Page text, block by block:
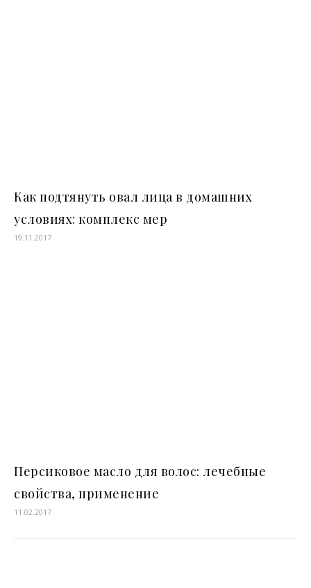
Как подтянуть овал лица в домашних
условиях: комплекс мер
19.11.2017
Персиковое масло для волос: лечебные
свойства, применение
11.02.2017